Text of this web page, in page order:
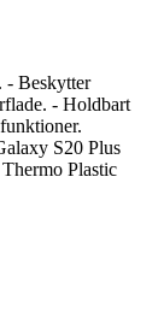
- Beskytter
- Holdbart
S20 Plus
Plastic